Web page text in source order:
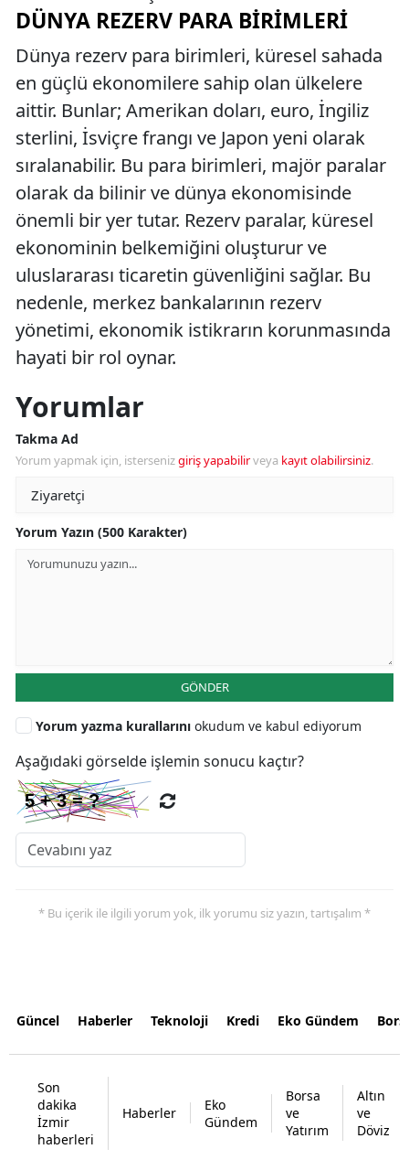
DÜNYA REZERV PARA BIRIMLERI
Dünya rezerv para birimleri, küresel sahada
en güçlü ekonomilere sahip olan ülkelere
aittir. Bunlar; Amerikan doları, euro, İngiliz
sterlini, İsviçre frangı ve Japon yeni olarak
sıralanabilir. Bu para birimleri, majör paralar
olarak da bilinir ve dünya ekonomisinde
önemli bir yer tutar. Rezerv paralar, küresel
ekonominin belkemiğini oluşturur ve
uluslararası ticaretin güvenliğini sağlar. Bu
nedenle, merkez bankalarının rezerv
yönetimi, ekonomik istikrarın korunmasında
hayati bir rol oynar.
Yorumlar
Takma Ad
Yorum yapmak için, istersenizgiriş yapabilirveya kayıt olabilirsiniz.
Yorum Yazın (500 Karakter)
GÖNDER
Yorum yazma kurallarını okudum ve kabul ediyorum
Aşağıdaki görselde işlemin sonucu kaçtır?
* Bu içerik ile ilgili yorum yok, ilk yorumu siz yazın, tartışalım *
Güncel Haberler Teknoloji Kredi Eko Gündem
Son
dakika
İzmir
haberleri
Haberler
Eko
Gündem
Borsa
ve
Yatırım
Altın
ve
Döviz